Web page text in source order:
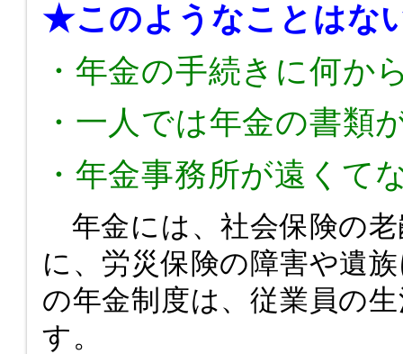
★このようなことはな
・年金の手続きに何か
・一人では年金の書類
・年金事務所が遠くて
年金には、社会保険の
に、労災保険の障害や遺
の年金制度は、従業員の
す。